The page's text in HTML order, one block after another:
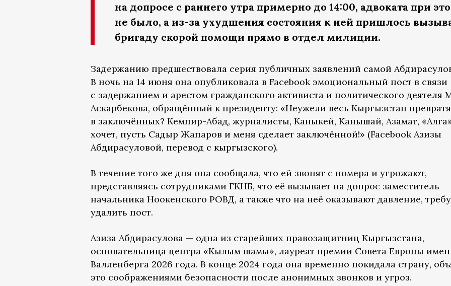
на допросе с раннего утра примерно до 14:00, адвоката при
не было, а из-за ухудшения состояния к ней пришлось
бригаду скорой помощи прямо в отдел милиции.
Задержанию предшествовала серия публичных заявлений самой
В ночь на 14 июня она опубликовала в Facebook эмоциональный пост в связи
с задержанием и арестом гражданского активиста и политического деятеля
Аскарбекова, обращённый к президенту: «Неужели весь Кыргызстан
в заключённых? Кемпир-Абад, журналисты, Каныкей, Канышай, Азамат,
хочет, пусть Садыр Жапаров и меня сделает заключённой!» (Facebook Азизы
Абдирасуловой, перевод с кыргызского).
В течение того же дня она сообщала, что ей звонят с номера и угрожают,
представляясь сотрудниками ГКНБ, что её вызывает на допрос заместитель
начальника Ноокенского РОВД, а также что на неё оказывают давление,
удалить пост.
Азиза Абдирасулова — одна из старейших правозащитниц Кыргызстана,
основательница центра «Кылым шамы», лауреат премии Совета Европы
Валленберга 2026 года. В конце 2024 года она временно покидала страну,
это соображениями безопасности после анонимных звонков и угроз.